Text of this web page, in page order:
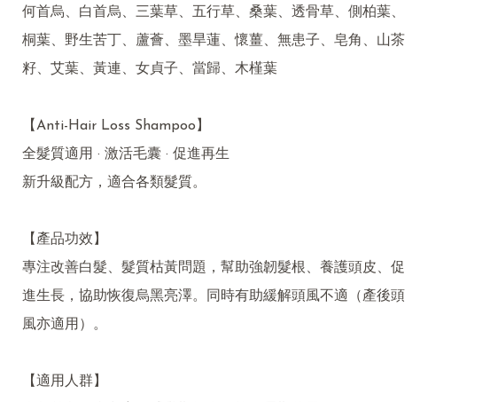
何首烏、白首烏、三葉草、五行草、桑葉、透骨草、側柏葉、
桐葉、野生苦丁、蘆薈、墨旱蓮、懷薑、無患子、皂角、山茶
籽、艾葉、黃連、女貞子、當歸、木槿葉
【Anti-Hair Loss Shampoo】
全髮質適用 · 激活毛囊 · 促進再生
新升級配方，適合各類髮質。
【產品功效】
專注改善白髮、髮質枯黃問題，幫助強韌髮根、養護頭皮、促
進生長，協助恢復烏黑亮澤。同時有助緩解頭風不適（產後頭
風亦適用）。
【適用人群】